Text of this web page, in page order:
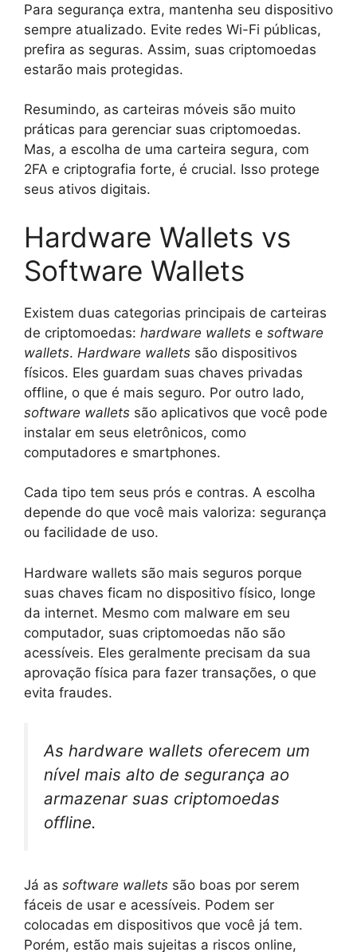
Para segurança extra, mantenha seu dispositivo
sempre atualizado. Evite redes Wi-Fi públicas,
prefira as seguras. Assim, suas criptomoedas
estarão mais protegidas.
Resumindo, as carteiras móveis são muito
práticas para gerenciar suas criptomoedas.
Mas, a escolha de uma carteira segura, com
2FA e criptografia forte, é crucial. Isso protege
seus ativos digitais.
Hardware Wallets vs
Software Wallets
Existem duas categorias principais de carteiras
de criptomoedas: hardware wallets e software
wallets. Hardware wallets são dispositivos
físicos. Eles guardam suas chaves privadas
offline, o que é mais seguro. Por outro lado,
software wallets são aplicativos que você pode
instalar em seus eletrônicos, como
computadores e smartphones.
Cada tipo tem seus prós e contras. A escolha
depende do que você mais valoriza: segurança
ou facilidade de uso.
Hardware wallets são mais seguros porque
suas chaves ficam no dispositivo físico, longe
da internet. Mesmo com malware em seu
computador, suas criptomoedas não são
acessíveis. Eles geralmente precisam da sua
aprovação física para fazer transações, o que
evita fraudes.
As hardware wallets oferecem um
nível mais alto de segurança ao
armazenar suas criptomoedas
offline.
Já as software wallets são boas por serem
fáceis de usar e acessíveis. Podem ser
colocadas em dispositivos que você já tem.
Porém, estão mais sujeitas a riscos online,